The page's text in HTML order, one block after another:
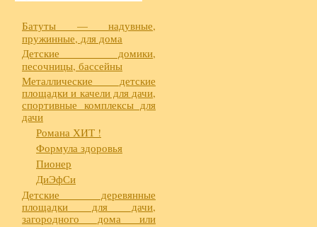
Батуты — надувные,
пружинные, для дома
Детские домики,
песочницы, бассейны
Металлические детские
площадки и качели для дачи,
спортивные комплексы для
дачи
Романа ХИТ !
Формула здоровья
Пионер
ДиЭфСи
Детские деревянные
площадки для дачи,
загородного дома или